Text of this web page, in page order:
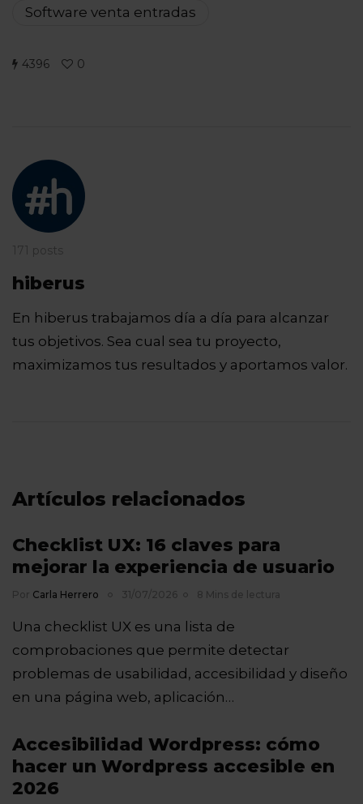
Software venta entradas
4396 0
171 posts
hiberus
En hiberus trabajamos día a día para alcanzar
tus objetivos. Sea cual sea tu proyecto,
maximizamos tus resultados y aportamos valor.
Artículos relacionados
Checklist UX: 16 claves para
mejorar la experiencia de usuario
Por Carla Herrero 31/07/2026 8 Mins de lectura
Una checklist UX es una lista de
comprobaciones que permite detectar
problemas de usabilidad, accesibilidad y diseño
en una página web, aplicación…
Accesibilidad Wordpress: cómo
hacer un Wordpress accesible en
2026